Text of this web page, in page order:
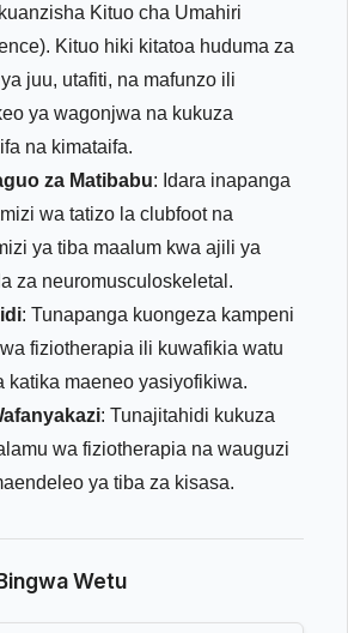
Kituo cha Umahiri
Kituo hiki kitatoa huduma za
juu, utafiti, na mafunzo ili
ya wagonjwa na kukuza
na kimataifa.
za Matibabu: Idara inapanga
wa tatizo la clubfoot na
ya tiba maalum kwa ajili ya
za neuromusculoskeletal.
: Tunapanga kuongeza kampeni
fiziotherapia ili kuwafikia watu
katika maeneo yasiyofikiwa.
: Tunajitahidi kukuza
wa fiziotherapia na wauguzi
ya tiba za kisasa.
Wetu